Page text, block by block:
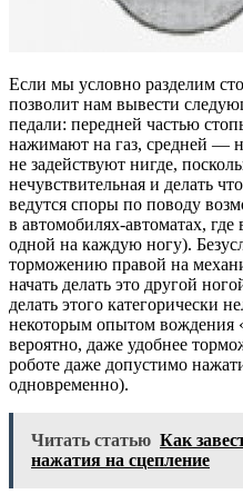
Если мы условно разделим
позволит нам вывести
педали: передней частью
нажимают на газ, средней —
не задействуют нигде,
нечувствительная и делать
ведутся споры по поводу
в автомобилях-автоматах, где
одной на каждую ногу).
торможению правой на
начать делать это другой
делать этого категорически
некоторым опытом вождения
вероятно, даже удобнее
роботе даже допустимо
одновременно).
Читать статью Как
нажатия на сцепление